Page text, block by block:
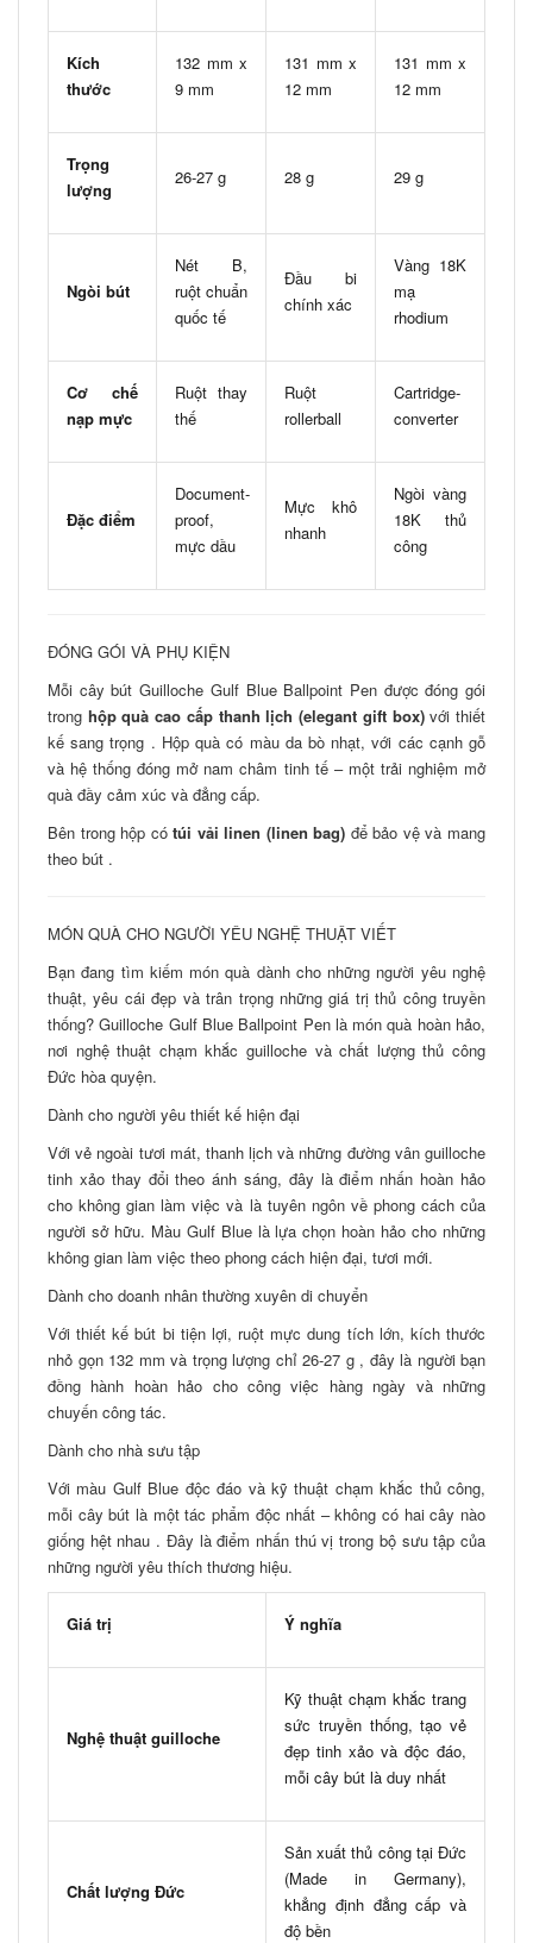
Kích
thước
132 mm x
9 mm
131 mm x
12 mm
131 mm x
12 mm
Trọng
lượng
26-27 g 28 g 29 g
Ngòi bút
Nét B,
ruột chuẩn
quốc tế
Đầu bi
chính xác
Vàng 18K
mạ
rhodium
Cơ chế
nạp mực
Ruột thay
thế
Ruột
rollerball
Cartridge-
converter
Đặc điểm
Document-
proof,
mực dầu
Mực khô
nhanh
Ngòi vàng
18K thủ
công
ĐÓNG GÓI VÀ PHỤ KIỆN
Mỗi cây bút Guilloche Gulf Blue Ballpoint Pen được đóng gói
trong hộp quà cao cấp thanh lịch (elegant gift box)với thiết
kế sang trọng . Hộp quà có màu da bò nhạt, với các cạnh gỗ
và hệ thống đóng mở nam châm tinh tế – một trải nghiệm mở
quà đầy cảm xúc và đẳng cấp.
Bên trong hộp cótúi vải linen (linen bag) để bảo vệ và mang
theo bút .
MÓN QUÀ CHO NGƯỜI YÊU NGHỆ THUẬT VIẾT
Bạn đang tìm kiếm món quà dành cho những người yêu nghệ
thuật, yêu cái đẹp và trân trọng những giá trị thủ công truyền
thống? Guilloche Gulf Blue Ballpoint Pen là món quà hoàn hảo,
nơi nghệ thuật chạm khắc guilloche và chất lượng thủ công
Đức hòa quyện.
Dành cho người yêu thiết kế hiện đại
Với vẻ ngoài tươi mát, thanh lịch và những đường vân guilloche
tinh xảo thay đổi theo ánh sáng, đây là điểm nhấn hoàn hảo
cho không gian làm việc và là tuyên ngôn về phong cách của
người sở hữu. Màu Gulf Blue là lựa chọn hoàn hảo cho những
không gian làm việc theo phong cách hiện đại, tươi mới.
Dành cho doanh nhân thường xuyên di chuyển
Với thiết kế bút bi tiện lợi, ruột mực dung tích lớn, kích thước
nhỏ gọn 132 mm và trọng lượng chỉ 26-27 g , đây là người bạn
đồng hành hoàn hảo cho công việc hàng ngày và những
chuyến công tác.
Dành cho nhà sưu tập
Với màu Gulf Blue độc đáo và kỹ thuật chạm khắc thủ công,
mỗi cây bút là một tác phẩm độc nhất – không có hai cây nào
giống hệt nhau . Đây là điểm nhấn thú vị trong bộ sưu tập của
những người yêu thích thương hiệu.
Giá trị Ý nghĩa
Nghệ thuật guilloche
Kỹ thuật chạm khắc trang
sức truyền thống, tạo vẻ
đẹp tinh xảo và độc đáo,
mỗi cây bút là duy nhất
Chất lượng Đức
Sản xuất thủ công tại Đức
(Made in Germany),
khẳng định đẳng cấp và
độ bền